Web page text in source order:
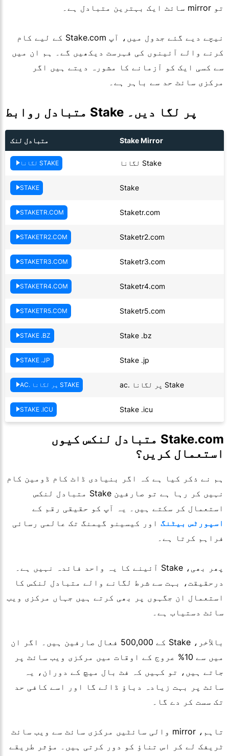
تو mirror سائٹ ایک بہترین متبادل ہے۔
نیچے دیے گئے جدول میں، آپ Stake.com کے لیے کام
کرنے والے آئینوں کی فہرست دیکھیں گے۔ ہم ان میں
سے کسی ایک کو آزمانے کا مشورہ دیتے ہیں اگر
مرکزی سائٹ حد سے باہر ہے۔
متبادل روابط Stake پر لگا دیں۔
Stake Mirror متبادل لنک
Stake لگانا STAKE لگانا
Stake
STAKE
Staketr.com
STAKETR.COM
Staketr2.com
STAKETR2.COM
Staketr3.com
STAKETR3.COM
Staketr4.com
STAKETR4.COM
Staketr5.com
STAKETR5.COM
Stake .bz
STAKE .BZ
Stake .jp
STAKE .JP
Stake پر لگانا .ac STAKE پر لگانا .AC
Stake .icu
STAKE .ICU
Stake.com متبادل لنکس کیوں
استعمال کریں؟
ہم نے ذکر کیا ہے کہ اگر بنیادی ڈاٹ کام ڈومین کام
نہیں کر رہا ہے تو صارفین Stake متبادل لنکس
استعمال کر سکتے ہیں۔ یہ آپ کو حقیقی رقم کے
اسپورٹس بیٹنگ اور کیسینو گیمنگ تک عالمی رسائی
فراہم کرتا ہے۔
پھر بھی، Stake آئینے کا یہ واحد فائدہ نہیں ہے۔
درحقیقت، بہت سے شرط لگانے والے متبادل لنکس کا
استعمال ان جگہوں پر بھی کرتے ہیں جہاں مرکزی ویب
سائٹ دستیاب ہے۔
بالآخر، Stake کے 500,000 فعال صارفین ہیں۔ اگر ان
میں سے 10% عروج کے اوقات میں مرکزی ویب سائٹ پر
جاتے ہیں، تو کہیں کہ فٹ بال میچ کے دوران، یہ
سائٹ پر بہت زیادہ دباؤ ڈالے گا اور اسے کافی حد
تک سست کر دے گا۔
تاہم، mirror والی سائٹیں مرکزی سائٹ سے ویب سائٹ
ٹریفک لے کر اس تناؤ کو دور کرتی ہیں۔ مؤثر طریقے